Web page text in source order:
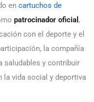
en cartuchos de
patrocinador oficial ,
con el deporte y el
la compañía
saludables y contribuir
la vida social y deportiva